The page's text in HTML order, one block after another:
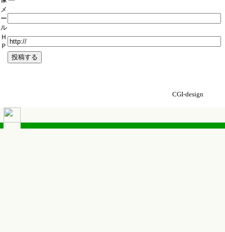
メ
ー
ル
Ｈ
Ｐ
CGI-design